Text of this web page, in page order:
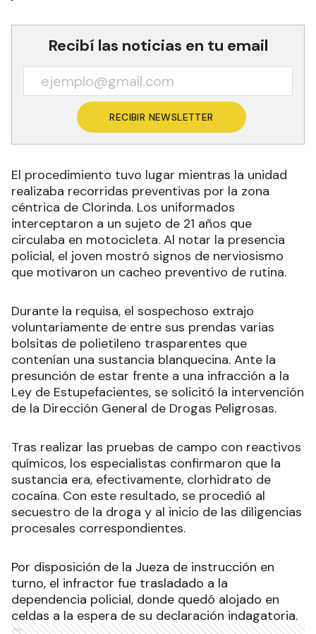
Recibí las noticias en tu email
RECIBIR NEWSLETTER
El procedimiento tuvo lugar mientras la unidad
realizaba recorridas preventivas por la zona
céntrica de Clorinda. Los uniformados
interceptaron a un sujeto de 21 años que
circulaba en motocicleta. Al notar la presencia
policial, el joven mostró signos de nerviosismo
que motivaron un cacheo preventivo de rutina.
Durante la requisa, el sospechoso extrajo
voluntariamente de entre sus prendas varias
bolsitas de polietileno trasparentes que
contenían una sustancia blanquecina. Ante la
presunción de estar frente a una infracción a la
Ley de Estupefacientes, se solicitó la intervención
de la Dirección General de Drogas Peligrosas.
Tras realizar las pruebas de campo con reactivos
químicos, los especialistas confirmaron que la
sustancia era, efectivamente, clorhidrato de
cocaína. Con este resultado, se procedió al
secuestro de la droga y al inicio de las diligencias
procesales correspondientes.
Por disposición de la Jueza de instrucción en
turno, el infractor fue trasladado a la
dependencia policial, donde quedó alojado en
celdas a la espera de su declaración indagatoria.
Ads